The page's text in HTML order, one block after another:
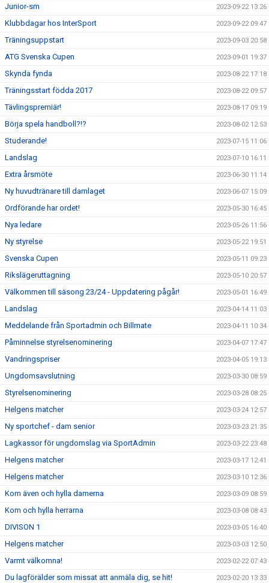
Junior-sm 2023-09-22 13:26
Klubbdagar hos InterSport 2023-09-22 09:47
Träningsuppstart 2023-09-03 20:58
ATG Svenska Cupen 2023-09-01 19:37
Skynda fynda 2023-08-22 17:18
Träningsstart födda 2017 2023-08-22 09:57
Tävlingspremiär! 2023-08-17 09:19
Börja spela handboll?!? 2023-08-02 12:53
Studerande! 2023-07-15 11:06
Landslag 2023-07-10 16:11
Extra årsmöte 2023-06-30 11:14
Ny huvudtränare till damlaget 2023-06-07 15:09
Ordförande har ordet! 2023-05-30 16:45
Nya ledare 2023-05-26 11:56
Ny styrelse 2023-05-22 19:51
Svenska Cupen 2023-05-11 09:23
Rikslägeruttagning 2023-05-10 20:57
Välkommen till säsong 23/24 - Uppdatering pågår! 2023-05-01 16:49
Landslag 2023-04-14 11:03
Meddelande från Sportadmin och Billmate 2023-04-11 10:34
Påminnelse styrelsenominering 2023-04-07 17:47
Vandringspriser 2023-04-05 19:13
Ungdomsavslutning 2023-03-30 08:59
Styrelsenominering 2023-03-28 08:25
Helgens matcher 2023-03-24 12:57
Ny sportchef - dam senior 2023-03-23 21:35
Lagkassor för ungdomslag via SportAdmin 2023-03-22 23:48
Helgens matcher 2023-03-17 12:41
Helgens matcher 2023-03-10 12:36
Kom även och hylla damerna 2023-03-09 08:59
Kom och hylla herrarna 2023-03-08 08:43
DIVISON 1 2023-03-05 16:40
Helgens matcher 2023-03-03 12:50
Varmt välkomna! 2023-02-22 07:43
Du lagförälder som missat att anmäla dig, se hit! 2023-02-20 13:33